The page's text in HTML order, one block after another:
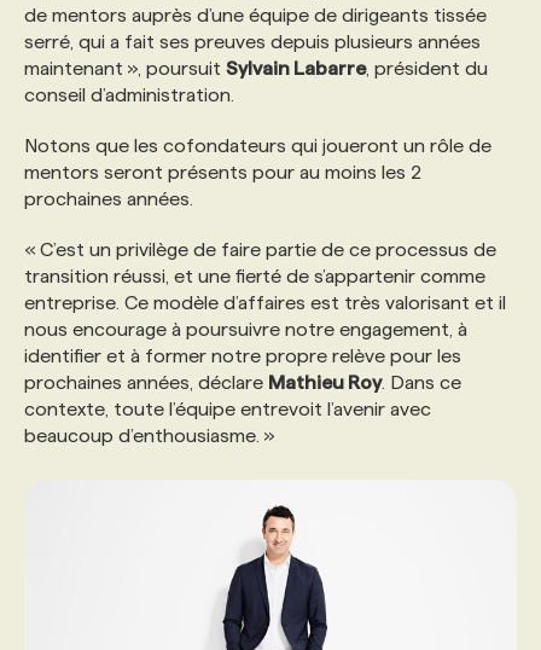
de mentors auprès d’une équipe de dirigeants tissée
serré, qui a fait ses preuves depuis plusieurs années
maintenant », poursuit Sylvain Labarre, président du
conseil d’administration.
Notons que les cofondateurs qui joueront un rôle de
mentors seront présents pour au moins les 2
prochaines années.
« C’est un privilège de faire partie de ce processus de
transition réussi, et une fierté de s’appartenir comme
entreprise. Ce modèle d’affaires est très valorisant et il
nous encourage à poursuivre notre engagement, à
identifier et à former notre propre relève pour les
prochaines années, déclare Mathieu Roy. Dans ce
contexte, toute l’équipe entrevoit l’avenir avec
beaucoup d’enthousiasme. »